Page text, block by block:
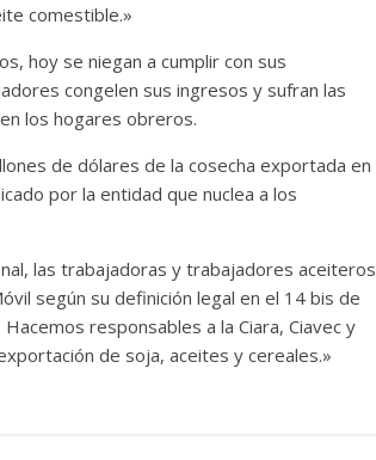
comestible.»
hoy se niegan a cumplir con sus
congelen sus ingresos y sufran las
los hogares obreros.
de dólares de la cosecha exportada en
por la entidad que nuclea a los
las trabajadoras y trabajadores aceiteros
según su definición legal en el 14 bis de
responsables a la Ciara, Ciavec y
de soja, aceites y cereales.»